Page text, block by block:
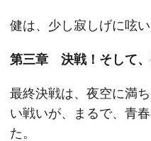
健は、少し寂しげに呟い
第三章 決戦！そして
最終決戦は、夜空に満
い戦いが、まるで、青
た。